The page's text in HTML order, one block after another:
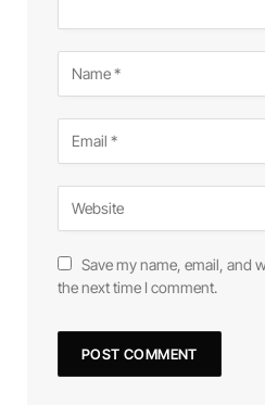
Save my name, email, and
the next time I comment.